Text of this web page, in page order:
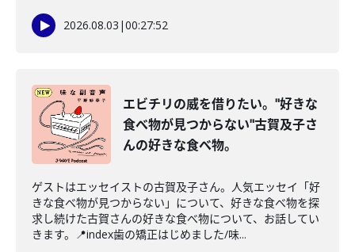
2026.08.03 |00:27:52
エビチリの威を借りたい。"好きな
食べ物が見つからない"古賀及子さ
んの好きな食べ物。
ゲストはエッセイストの古賀及子さん。人気エッセイ「好
きな食べ物が見つからない」について、好きな食べ物を探
求し続けた古賀さんの好きな食べ物について、お話してい
きます。📍index歯の矯正はじめました/味...